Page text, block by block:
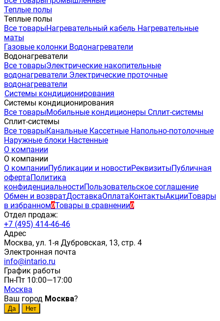
Теплые полы
Теплые полы
Все товарыНагревательный кабель Нагревательные
маты
Газовые колонки Водонагреватели
Водонагреватели
Все товарыЭлектрические накопительные
водонагреватели Электрические проточные
водонагреватели
Системы кондиционирования
Системы кондиционирования
Все товарыМобильные кондиционеры Сплит-системы
Сплит-системы
Все товарыКанальные Кассетные Напольно-потолочные
Наружные блоки Настенные
О компании
О компании
О компанииПубликации и новостиРеквизитыПубличная
офертаПолитика
конфиденциальностиПользовательское соглашение
Обмен и возвратДоставкаОплатаКонтактыАкцииТовары
в избранном0Товары в сравнении0
Отдел продаж:
+7 (495) 414-46-46
Адрес
Москва, ул. 1-я Дубровская, 13, стр. 4
Электронная почта
info@intario.ru
График работы
Пн-Пт 10:00—17:00
Москва
Ваш город Москва?